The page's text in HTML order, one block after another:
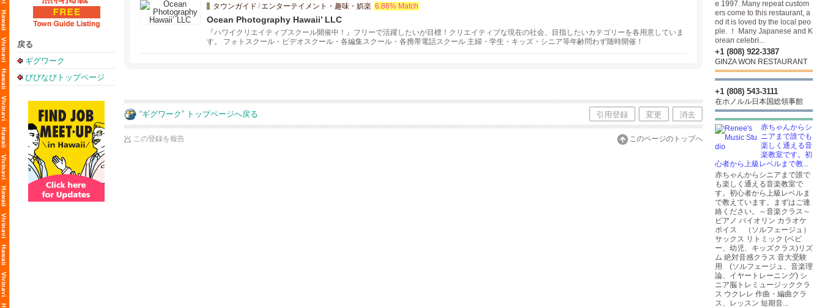
戻る
ギグワーク
びびなびトップページ
タウンガイド /エンターテイメント・趣味・娯楽 6.86% Match
Ocean Photography Hawaii’ LLC
『ハワイクリエイティブスクール開催中！』フリーで活躍したいが目標！クリエイティブな現在の社会、目指したいカテゴリーを各用意していま
す。 フォトスクール・ビデオスクール・各編集スクール・各携帯電話スクール 主婦・学生・キッズ・シニア等年齢問わず随時開催！
“ギグワーク” トップページへ戻る 引用登録 変更 消去
この登録を報告 このページのトップへ
e 1997. Many repeat custom
ers come to this restaurant, a
nd it is loved by the local peo
ple. ！ Many Japanese and K
orean celebri...
+1 (808) 922-3387
GINZA WON RESTAURANT
+1 (808) 543-3111
在ホノルル日本国総領事館
赤ちゃんからシ
ニアまで誰でも
楽しく通える音
楽教室です。初
心者から上級レベルまで教...
赤ちゃんからシニアまで誰で
も楽しく通える音楽教室で
す。初心者から上級レベルま
で教えています。まずはご連
絡ください。～音楽クラス～
ピアノ バイオリン カラオケ
ボイス （ソルフェージュ）
サックス リトミック (ベビ
ー、幼児、キッズクラス)リズ
ム 絶対音感クラス 音大受験
用 (ソルフェージュ、音楽理
論、イヤートレーニング) シ
ニア脳トレミュージッククラ
ス ウクレレ 作曲・編曲クラ
ス、レッスン 短期音...